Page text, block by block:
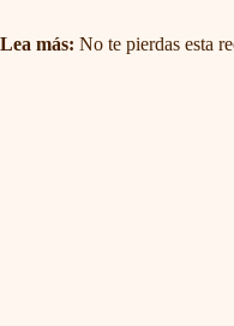
Lea más: No te pierdas esta